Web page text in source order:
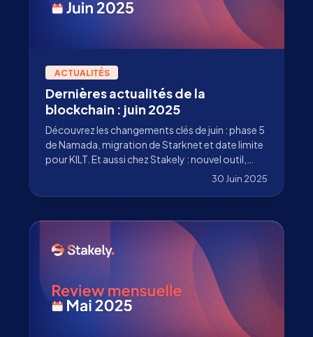
ACTUALITÉS
Dernières actualités de la
blockchain : juin 2025
Découvrez les changements clés de juin : phase 5
de Namada, migration de Starknet et date limite
pour KILT. Et aussi chez Stakely : nouvel outil,
nouveaux réseaux et staking de SOL sans frais !
30 Juin 2025